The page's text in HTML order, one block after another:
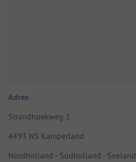
Adres
Strandhoekweg 1
4493 NS Kamperland
Nordholland - Südholland - Seeland